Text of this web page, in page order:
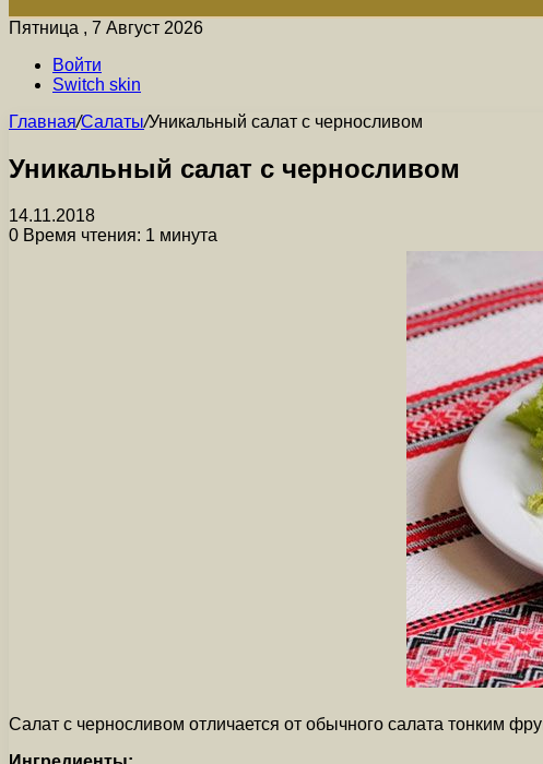
Пятница , 7 Август 2026
Войти
Switch skin
Главная/Салаты/Уникальный салат с черносливом
Уникальный салат с черносливом
14.11.2018
0 Время чтения: 1 минута
Салат с черносливом отличается от обычного салата тонким